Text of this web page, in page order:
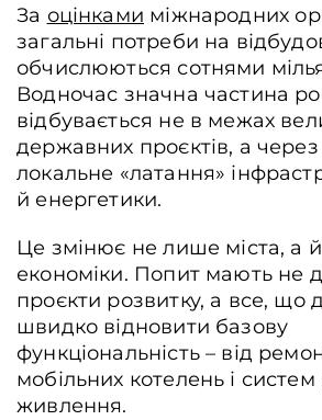
За оцінками міжнародних
загальні потреби на
обчислюються сотнями
Водночас значна частина
відбувається не в межах
державних проєктів, а через
локальне «латання»
й енергетики.
Це змінює не лише міста, а й
економіки. Попит мають не
проєкти розвитку, а все, що
швидко відновити базову
функціональність – від
мобільних котелень і
живлення.